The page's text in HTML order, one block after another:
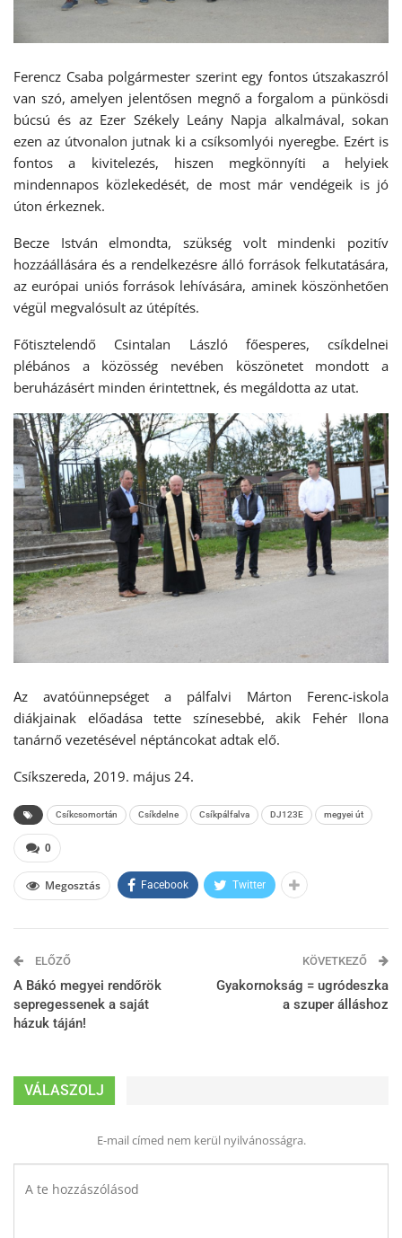
Ferencz Csaba polgármester szerint egy fontos útszakaszról
van szó, amelyen jelentősen megnő a forgalom a pünkösdi
búcsú és az Ezer Székely Leány Napja alkalmával, sokan
ezen az útvonalon jutnak ki a csíksomlyói nyeregbe. Ezért is
fontos a kivitelezés, hiszen megkönnyíti a helyiek
mindennapos közlekedését, de most már vendégeik is jó
úton érkeznek.
Becze István elmondta, szükség volt mindenki pozitív
hozzáállására és a rendelkezésre álló források felkutatására,
az európai uniós források lehívására, aminek köszönhetően
végül megvalósult az útépítés.
Főtisztelendő Csintalan László főesperes, csíkdelnei
plébános a közösség nevében köszönetet mondott a
beruházásért minden érintettnek, és megáldotta az utat.
Az avatóünnepséget a pálfalvi Márton Ferenc-iskola
diákjainak előadása tette színesebbé, akik Fehér Ilona
tanárnő vezetésével néptáncokat adtak elő.
Csíkszereda, 2019. május 24.
Csíkcsomortán Csíkdelne Csíkpálfalva DJ123E megyei út
0
Megosztás Facebook Twitter
ELŐZŐ
A Bákó megyei rendőrök
sepregessenek a saját
házuk táján!
KÖVETKEZŐ
Gyakornokság = ugródeszka
a szuper álláshoz
VÁLASZOLJ
E-mail címed nem kerül nyilvánosságra.